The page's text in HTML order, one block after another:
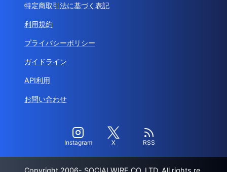
特定商取引法に基づく表記
利用規約
プライバシーポリシー
ガイドライン
API利用
お問い合わせ
Instagram X RSS
Copyright 2006- SOCIALWIRE CO.,LTD. All rights re